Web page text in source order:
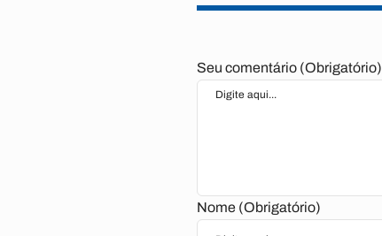
Seu comentário (Obrigatório)
Nome (Obrigatório)